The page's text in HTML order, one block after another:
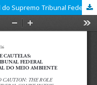
Entre conquistas e cautelas: o papel do Supremo Tribunal Federal na proteção constitucional do meio ambiente